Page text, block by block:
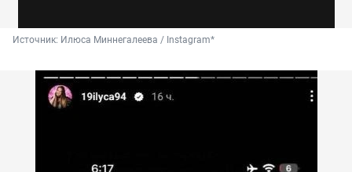
Источник: Илюса Миннегалеева / Instagram*